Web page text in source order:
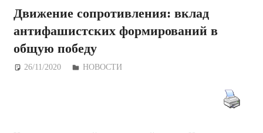
Движение сопротивления: вклад
антифашистских формирований в
общую победу
26/11/2020 Дежурный по Редакции
НОВОСТИ